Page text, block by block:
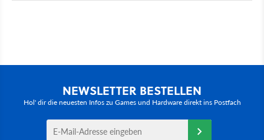
NEWSLETTER BESTELLEN
Hol' dir die neuesten Infos zu Games und Hardware direkt ins Postfach